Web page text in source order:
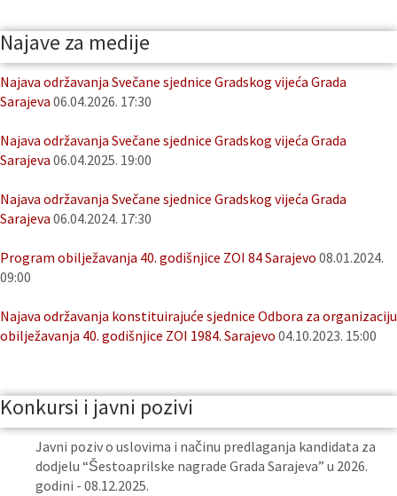
Najave za medije
Najava održavanja Svečane sjednice Gradskog vijeća Grada
Sarajeva 06.04.2026. 17:30
Najava održavanja Svečane sjednice Gradskog vijeća Grada
Sarajeva 06.04.2025. 19:00
Najava održavanja Svečane sjednice Gradskog vijeća Grada
Sarajeva 06.04.2024. 17:30
Program obilježavanja 40. godišnjice ZOI 84 Sarajevo 08.01.2024.
09:00
Najava održavanja konstituirajuće sjednice Odbora za organizaciju
obilježavanja 40. godišnjice ZOI 1984. Sarajevo 04.10.2023. 15:00
Konkursi i javni pozivi
Javni poziv o uslovima i načinu predlaganja kandidata za
dodjelu “Šestoaprilske nagrade Grada Sarajeva” u 2026.
godini - 08.12.2025.